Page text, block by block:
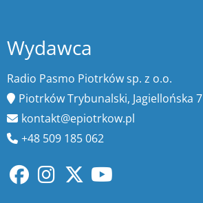
Wydawca
Radio Pasmo Piotrków sp. z o.o.
Piotrków Trybunalski, Jagiellońska 7
kontakt@epiotrkow.pl
+48 509 185 062